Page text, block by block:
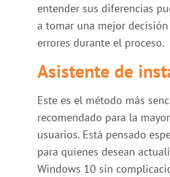
entender sus diferencias
a tomar una mejor
errores durante el proceso.
Asistente de
Este es el método más
recomendado para la
usuarios. Está pensado
para quienes desean
Windows 10 sin